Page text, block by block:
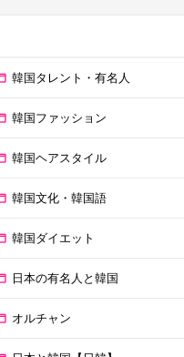
韓国タレント・有名人
韓国ファッション
韓国ヘアスタイル
韓国文化・韓国語
韓国ダイエット
日本の有名人と韓国
オルチャン